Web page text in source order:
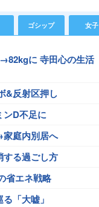
ゴシップ 女子
に 寺田心の生活
&反射区押し
ンD不足に
庭内別居へ
する過ごし方
省エネ戦略
「大嘘」